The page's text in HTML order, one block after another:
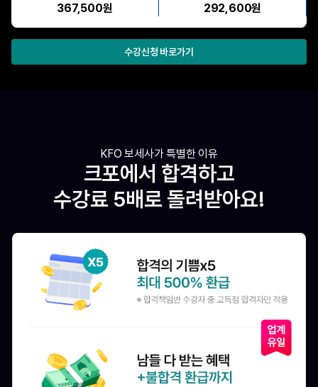
367,500원 292,600원
수강신청 바로가기
KFO 보세사가 특별한 이유
크포에서 합격하고
수강료 5배로 돌려받아요!